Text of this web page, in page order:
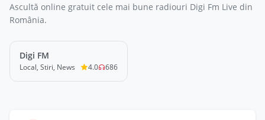
Ascultă online gratuit cele mai bune radiouri Digi Fm Live din
România.
LIVE
Digi FM
Local, Stiri, News 4.0 686